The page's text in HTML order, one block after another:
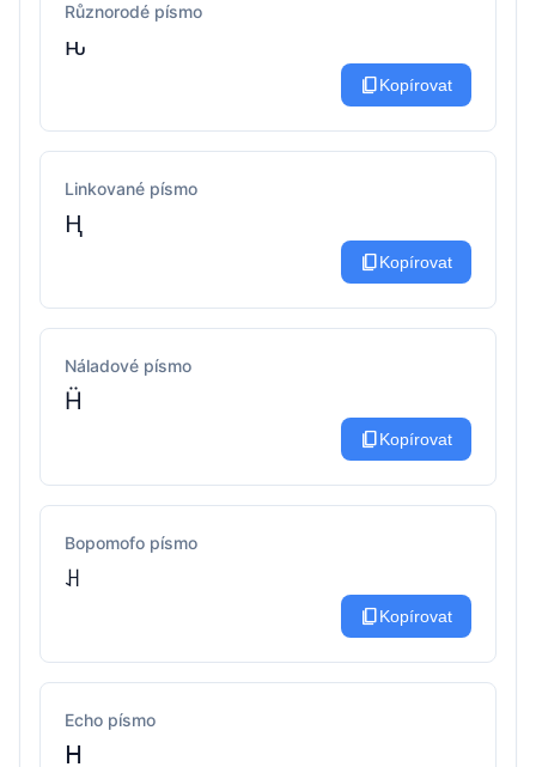
Různorodé písmo
ԋ
content_copyKopírovat
Linkované písmo
Ⱨ
content_copyKopírovat
Náladové písmo
Ḧ
content_copyKopírovat
Bopomofo písmo
ꃅ
content_copyKopírovat
Echo písmo
ᕼ